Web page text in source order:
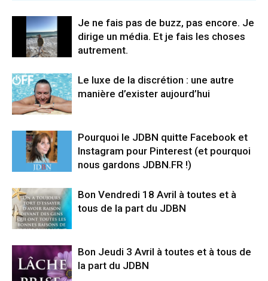
Je ne fais pas de buzz, pas encore. Je
dirige un média. Et je fais les choses
autrement.
Le luxe de la discrétion : une autre
manière d’exister aujourd’hui
Pourquoi le JDBN quitte Facebook et
Instagram pour Pinterest (et pourquoi
nous gardons JDBN.FR !)
Bon Vendredi 18 Avril à toutes et à
tous de la part du JDBN
Bon Jeudi 3 Avril à toutes et à tous de
la part du JDBN